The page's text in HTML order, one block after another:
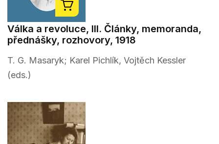
Válka a revoluce, III. Články, memoranda,
přednášky, rozhovory, 1918
T. G. Masaryk; Karel Pichlík, Vojtěch Kessler
(eds.)